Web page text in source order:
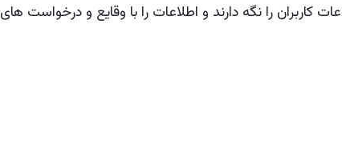
را نگه دارند و اطلاعات را با وقایع و درخواست های